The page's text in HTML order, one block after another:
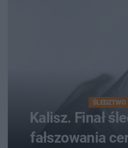
ŚLEDZTWO
Kalisz. Finał
fałszowania